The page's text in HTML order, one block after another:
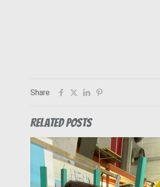
Share
Related posts